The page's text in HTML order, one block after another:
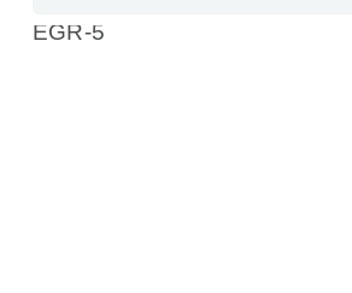
EGR-5